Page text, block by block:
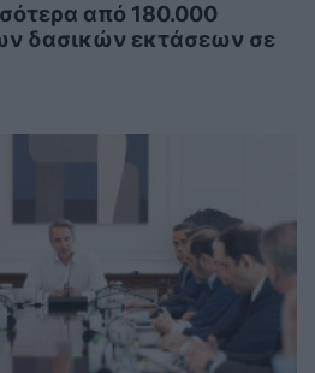
από 180.000
δασικών εκτάσεων σε